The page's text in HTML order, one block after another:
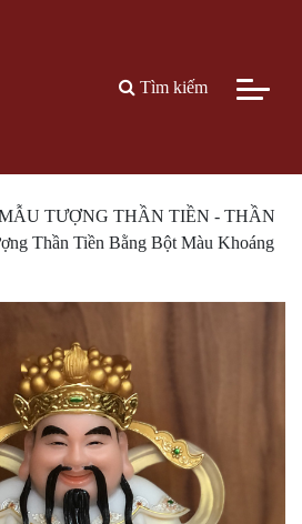
Tìm kiếm
TƯỢNG THẦN TIỀN - THẦN
Thần Tiền Bằng Bột Màu Khoáng